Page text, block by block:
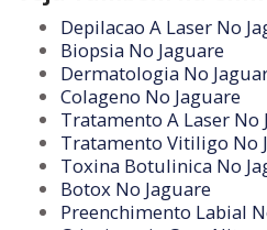
Depilacao A Laser No
Biopsia No Jaguare
Dermatologia No
Colageno No Jaguare
Tratamento A Laser No
Tratamento Vitiligo No
Toxina Botulinica No
Botox No Jaguare
Preenchimento Labial